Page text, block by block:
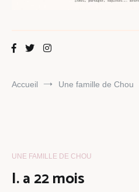
Maman Chou
Accueil Une famille de Chou
UNE FAMILLE DE CHOU
I. a 22 mois